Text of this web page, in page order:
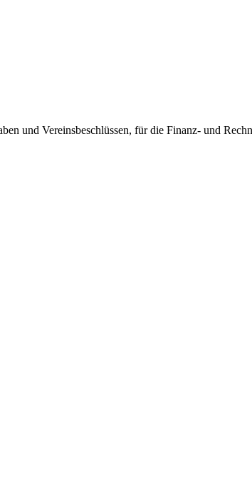
und Vereinsbeschlüssen, für die Finanz- und